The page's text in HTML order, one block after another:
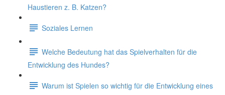
Haustieren z. B. Katzen?
Soziales Lernen
Welche Bedeutung hat das Spielverhalten für die
Entwicklung des Hundes?
Warum ist Spielen so wichtig für die Entwicklung eines